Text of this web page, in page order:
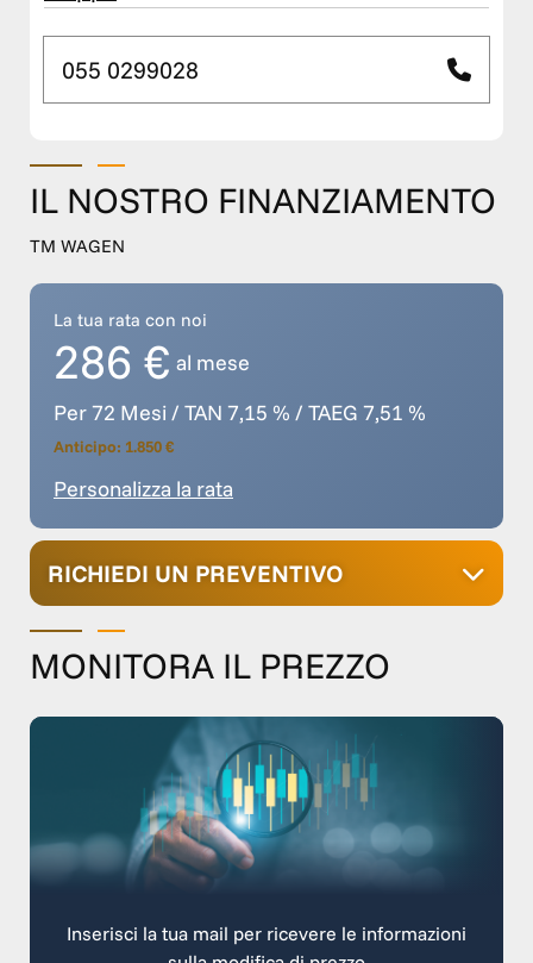
055 0299028
IL NOSTRO FINANZIAMENTO
TM WAGEN
La tua rata con noi
286 € al mese
Per 72 Mesi / TAN 7,15 % / TAEG 7,51 %
Anticipo: 1.850 €
Personalizza la rata
RICHIEDI UN PREVENTIVO
MONITORA IL PREZZO
Inserisci la tua mail per ricevere le informazioni